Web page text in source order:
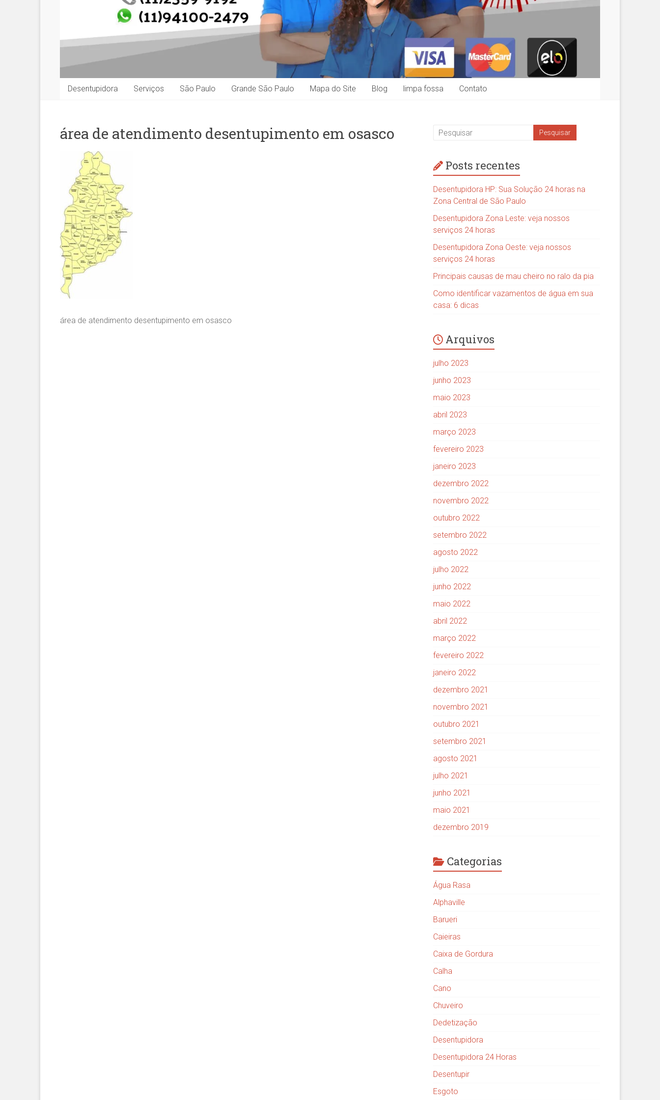
Desentupidora Serviços São Paulo Grande São Paulo Mapa do Site Blog limpa fossa Contato
área de atendimento desentupimento em osasco
área de atendimento desentupimento em osasco
Posts recentes
Desentupidora HP: Sua Solução 24 horas na
Zona Central de São Paulo
Desentupidora Zona Leste: veja nossos
serviços 24 horas
Desentupidora Zona Oeste: veja nossos
serviços 24 horas
Principais causas de mau cheiro no ralo da pia
Como identificar vazamentos de água em sua
casa: 6 dicas
Arquivos
julho 2023
junho 2023
maio 2023
abril 2023
março 2023
fevereiro 2023
janeiro 2023
dezembro 2022
novembro 2022
outubro 2022
setembro 2022
agosto 2022
julho 2022
junho 2022
maio 2022
abril 2022
março 2022
fevereiro 2022
janeiro 2022
dezembro 2021
novembro 2021
outubro 2021
setembro 2021
agosto 2021
julho 2021
junho 2021
maio 2021
dezembro 2019
Categorias
Água Rasa
Alphaville
Barueri
Caieiras
Caixa de Gordura
Calha
Cano
Chuveiro
Dedetização
Desentupidora
Desentupidora 24 Horas
Desentupir
Esgoto